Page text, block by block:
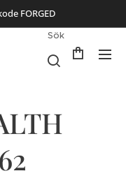
FORGED
Sök